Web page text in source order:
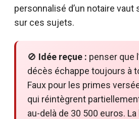
personnalisé d’un notaire
sur ces sujets.
🚫 Idée reçue : penser que
décès échappe toujours à
Faux pour les primes
qui réintègrent
au-delà de 30 500 euros. La